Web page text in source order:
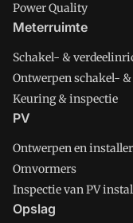
Power Quality
Meterruimte
Schakel- &
Ontwerpen schakel-
Keuring & inspectie
PV
Ontwerpen en
Omvormers
Inspectie van PV
Opslag